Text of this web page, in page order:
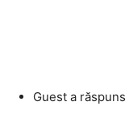
Guest a răspuns